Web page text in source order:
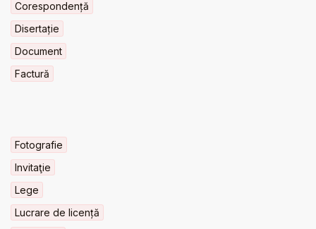
Corespondență
Disertație
Document
Factură
Fotografie
Invitaţie
Lege
Lucrare de licență